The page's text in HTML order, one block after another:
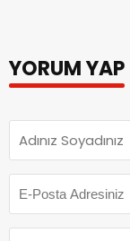
YORUM YAP